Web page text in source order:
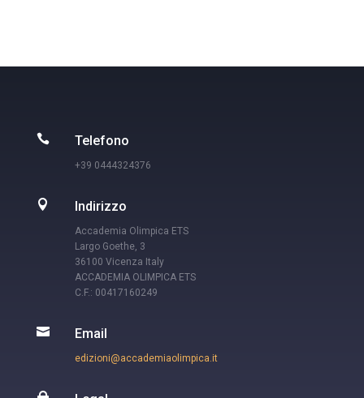
 Telefono
+39 0444324376
 Indirizzo
Accademia Olimpica ETS
Largo Goethe, 3
36100 Vicenza Italy
ACCADEMIA OLIMPICA ETS
C.F.: 00417160249
 Email
edizioni@accademiaolimpica.it